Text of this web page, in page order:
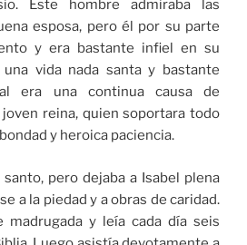
Este hombre admiraba las
esposa, pero él por su parte
y era bastante infiel en su
vida nada santa y bastante
era una continua causa de
reina, quien soportara todo
y heroica paciencia.
pero dejaba a Isabel plena
a la piedad y a obras de caridad.
madrugada y leía cada día seis